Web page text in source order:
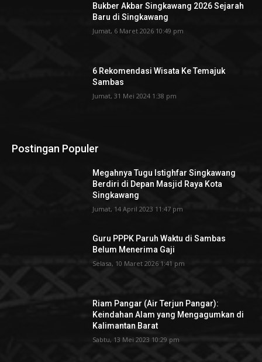
Bukber Akbar Singkawang 2026 Sejarah
Baru di Singkawang
Jumat, 6 Maret 2026 10:49 pm
6 Rekomendasi Wisata Ke Temajuk
Sambas
Jumat, 31 Mei 2024 1:38 pm
Postingan Populer
Megahnya Tugu Istighfar Singkawang
Berdiri di Depan Masjid Raya Kota
Singkawang
Jumat, 14 April 2023 11:47 pm
Guru PPPK Paruh Waktu di Sambas
Belum Menerima Gaji
Selasa, 10 Maret 2026 1:41 pm
Riam Pangar (Air Terjun Pangar):
Keindahan Alam yang Mengagumkan di
Kalimantan Barat
Sabtu, 13 Mei 2023 10:29 pm